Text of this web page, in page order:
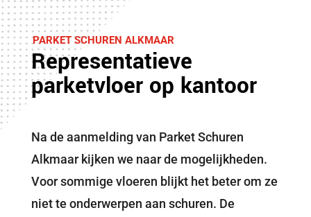
PARKET SCHUREN ALKMAAR
Representatieve
parketvloer op kantoor
Na de aanmelding van Parket Schuren
Alkmaar kijken we naar de mogelijkheden.
Voor sommige vloeren blijkt het beter om ze
niet te onderwerpen aan schuren. De